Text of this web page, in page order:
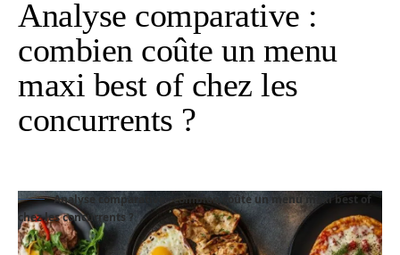
Analyse comparative :
combien coûte un menu
maxi best of chez les
concurrents ?
Analyse comparative : combien coûte un menu maxi best of
chez les concurrents ?